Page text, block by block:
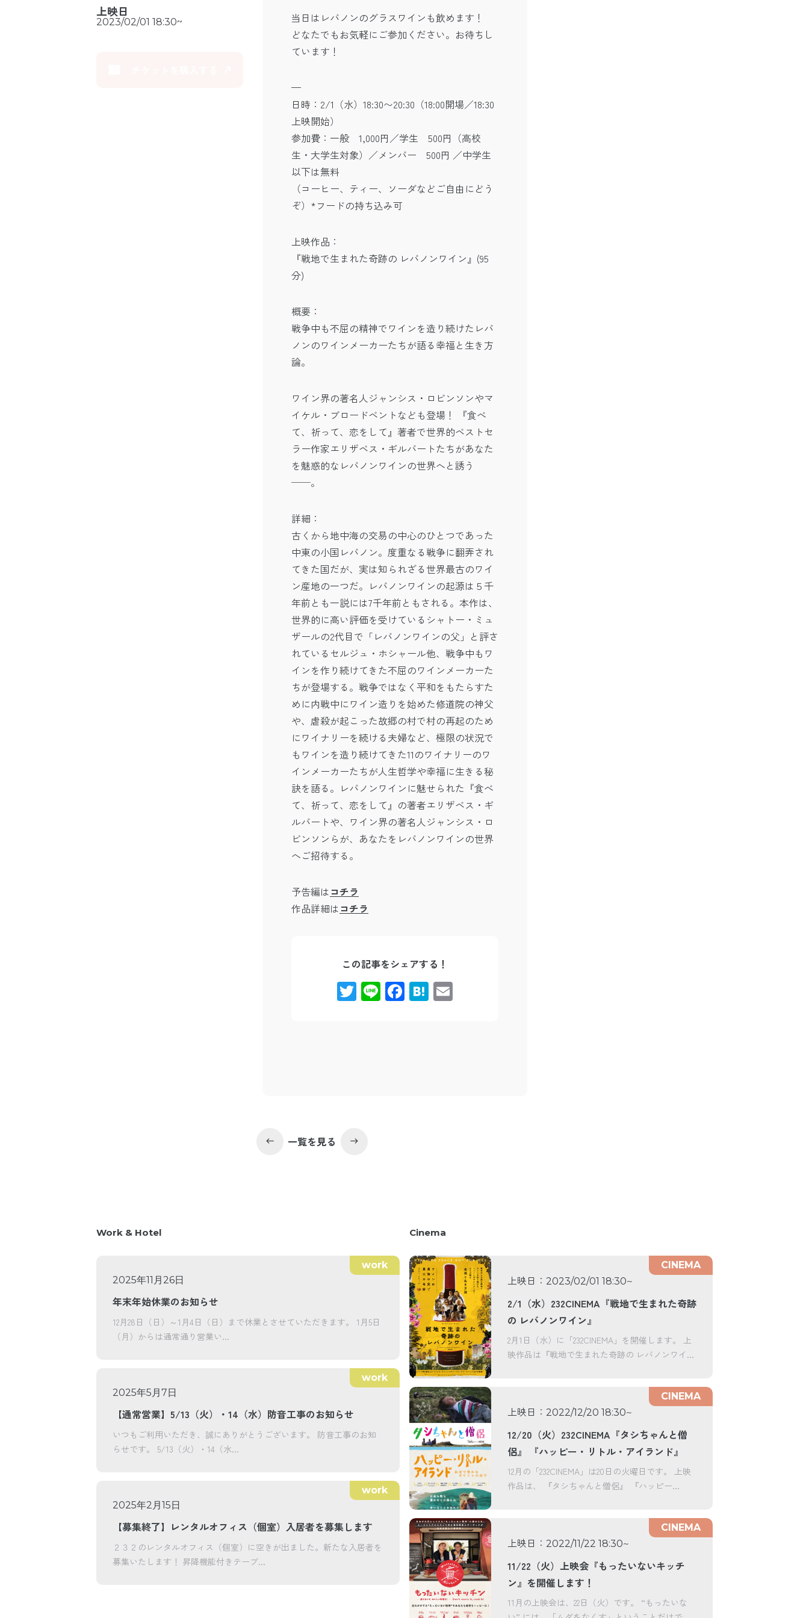
上映日
2023/02/01 18:30~
当日はレバノンのグラスワインも飲めます！
どなたでもお気軽にご参加ください。お待ちし
ています！
—
日時：2/1（水）18:30〜20:30（18:00開場／18:30
上映開始）
参加費：一般 1,000円／学生 500円（高校
生・大学生対象）／メンバー 500円 ／中学生
以下は無料
（コーヒー、ティー、ソーダなどご自由にどう
ぞ）*フードの持ち込み可
上映作品：
『戦地で生まれた奇跡の レバノンワイン』(95
分)
概要：
戦争中も不屈の精神でワインを造り続けたレバ
ノンのワインメーカーたちが語る幸福と生き方
論。
ワイン界の著名人ジャンシス・ロビンソンやマ
イケル・ブロードベントなども登場！ 『食べ
て、祈って、恋をして』著者で世界的ベストセ
ラー作家エリザベス・ギルバートたちがあなた
を魅惑的なレバノンワインの世界へと誘う
──。
詳細：
古くから地中海の交易の中心のひとつであった
中東の小国レバノン。度重なる戦争に翻弄され
てきた国だが、実は知られざる世界最古のワイ
ン産地の一つだ。レバノンワインの起源は５千
年前とも一説には7千年前ともされる。本作は、
世界的に高い評価を受けているシャトー・ミュ
ザールの2代目で「レバノンワインの父」と評さ
れているセルジュ・ホシャール他、戦争中もワ
インを作り続けてきた不屈のワインメーカーた
ちが登場する。戦争ではなく平和をもたらすた
めに内戦中にワイン造りを始めた修道院の神父
や、虐殺が起こった故郷の村で村の再起のため
にワイナリーを続ける夫婦など、極限の状況で
もワインを造り続けてきた11のワイナリーのワ
インメーカーたちが人生哲学や幸福に生きる秘
訣を語る。レバノンワインに魅せられた『食べ
て、祈って、恋をして』の著者エリザベス・ギ
ルバートや、ワイン界の著名人ジャンシス・ロ
ビンソンらが、あなたをレバノンワインの世界
へご招待する。
予告編は コチラ
作品詳細は コチラ
この記事をシェアする！
Twitter
LineFacebook
Hatena
west 一覧を見る east
Work & Hotel
work
2025年11月26日
年末年始休業のお知らせ
12月28日（日）～1月4日（日）まで休業とさせていただきます。 1月5日
（月）からは通常通り営業い...
work
2025年5月7日
【通常営業】5/13（火）・14（水）防音工事のお知らせ
いつもご利用いただき、誠にありがとうございます。 防音工事のお知
らせです。 5/13（火）・14（水...
work
2025年2月15日
【募集終了】レンタルオフィス（個室）入居者を募集します
２３２のレンタルオフィス（個室）に空きが出ました。新たな入居者を
募集いたします！ 昇降機能付きテーブ...
Cinema
CINEMA
上映日： 2023/02/01 18:30~
2/1（水）232CINEMA『戦地で生まれた奇跡
の レバノンワイン』
2月1日（水）に「232CINEMA」を開催します。 上
映作品は『戦地で生まれた奇跡の レバノンワイ...
CINEMA
上映日： 2022/12/20 18:30~
12/20（火）232CINEMA『タシちゃんと僧
侶』 『ハッピー・リトル・アイランド』
12月の「232CINEMA」は20日の火曜日です。 上映
作品は、 『タシちゃんと僧侶』 『ハッピー...
CINEMA
上映日： 2022/11/22 18:30~
11/22（火）上映会『もったいないキッチ
ン』を開催します！
11月の上映会は、22日（火）です。 “もったいな